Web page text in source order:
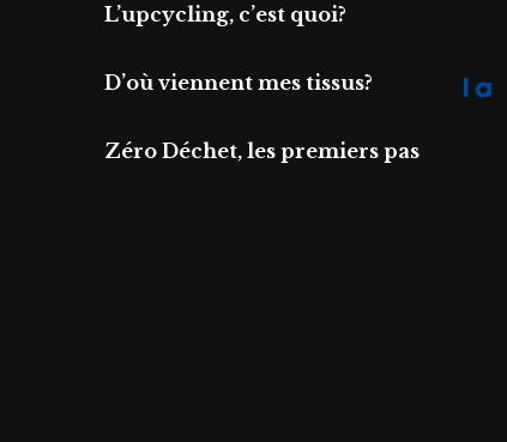
L’upcycling, c’est quoi?
D’où viennent mes tissus?
Zéro Déchet, les premiers pas